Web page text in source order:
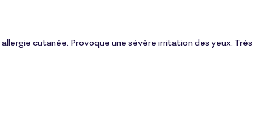
cutanée. Provoque une sévère irritation des yeux. Très